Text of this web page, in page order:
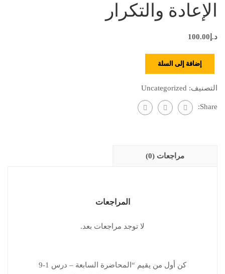
الإعادة والتكرار
د.إ 100.00
إضافة إلى السلة
التصنيف: Uncategorized
Share:
مراجعات (0)
المراجعات
لا توجد مراجعات بعد.
كن أول من يقيم “المحاضرة السابعة – درس 1-9